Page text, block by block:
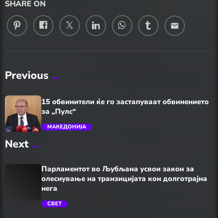
SHARE ON
email
Previous
trending_flat
15 обвинители ќе го застапуваат обвинението
за „Пулс“
МАКЕДОНИЈА
Next
Парламентот во Љубљана усвои закон за
олеснување на транзицијата кон долготрајна
нега
СВЕТ